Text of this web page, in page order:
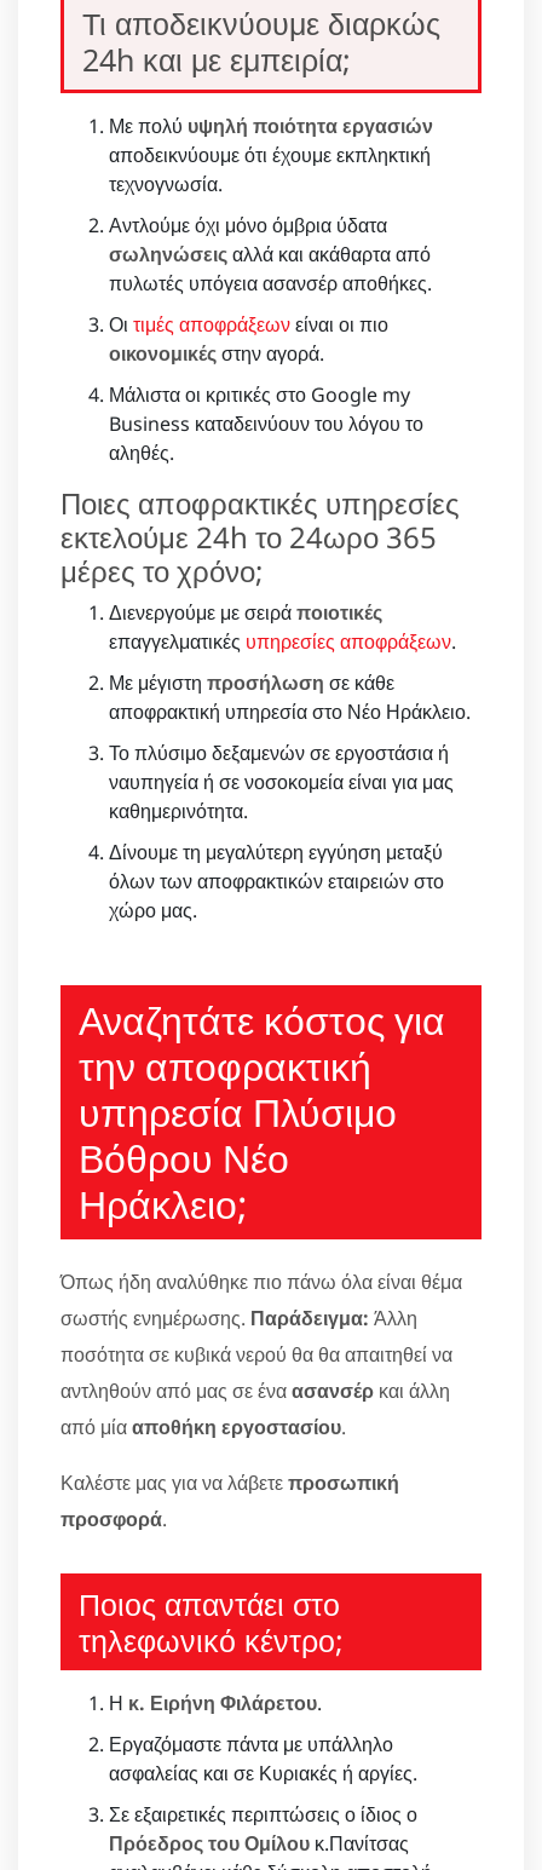
Τι αποδεικνύουμε διαρκώς
24h και με εμπειρία;
Με πολύ υψηλή ποιότητα εργασιών
αποδεικνύουμε ότι έχουμε εκπληκτική
τεχνογνωσία.
Αντλούμε όχι μόνο όμβρια ύδατα
σωληνώσειςαλλά και ακάθαρτα από
πυλωτές υπόγεια ασανσέρ αποθήκες.
Οι τιμές αποφράξεωνείναι οι πιο
οικονομικέςστην αγορά.
Μάλιστα οι κριτικές στο Google my
Business καταδεινύουν του λόγου το
αληθές.
Ποιες αποφρακτικές υπηρεσίες
εκτελούμε 24h το 24ωρο 365
μέρες το χρόνο;
Διενεργούμε με σειράποιοτικές
επαγγελματικές υπηρεσίες αποφράξεων.
Με μέγιστη προσήλωση σε κάθε
αποφρακτική υπηρεσία στο Νέο Ηράκλειο.
Το πλύσιμο δεξαμενών σε εργοστάσια ή
ναυπηγεία ή σε νοσοκομεία είναι για μας
καθημερινότητα.
Δίνουμε τη μεγαλύτερη εγγύηση μεταξύ
όλων των αποφρακτικών εταιρειών στο
χώρο μας.
Αναζητάτε κόστος για
την αποφρακτική
υπηρεσία Πλύσιμο
Βόθρου Νέο
Ηράκλειο;
Όπως ήδη αναλύθηκε πιο πάνω όλα είναι θέμα
σωστής ενημέρωσης. Παράδειγμα: Άλλη
ποσότητα σε κυβικά νερού θα θα απαιτηθεί να
αντληθούν από μας σε έναασανσέρ και άλλη
από μίααποθήκη εργοστασίου.
Καλέστε μας για να λάβετεπροσωπική
προσφορά.
Ποιος απαντάει στο
τηλεφωνικό κέντρο;
Η κ. Ειρήνη Φιλάρετου.
Εργαζόμαστε πάντα με υπάλληλο
ασφαλείας και σε Κυριακές ή αργίες.
Σε εξαιρετικές περιπτώσεις ο ίδιος ο
Πρόεδρος του Ομίλου κ.Πανίτσας